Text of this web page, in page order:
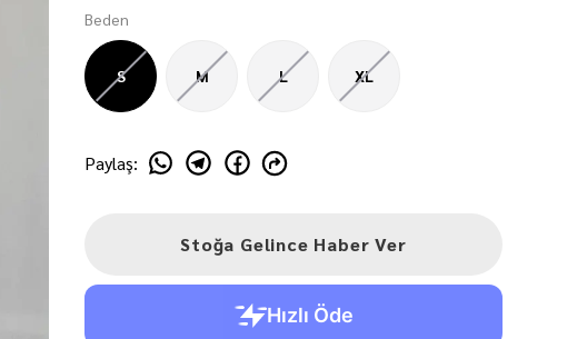
Beden
S M L XL
Paylaş:
Stoğa Gelince Haber Ver